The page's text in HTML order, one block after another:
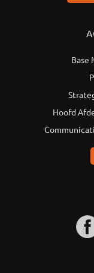
Base
Hoofd